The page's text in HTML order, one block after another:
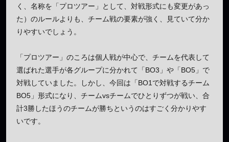
く、名称を「プロツアー」として、対戦形式にも変更があっ
た）のルールよりも、チーム戦の要素が強く、見ていて分か
りやすいでしょう。
「プロツアー」のころは個人戦が中心で、チームを代表して
選ばれた選手が各グループに分かれて「BO3」や「BO5」で
対戦していました。しかし、今回は「BO1で対戦するチーム
BO5」形式になり、チームvsチームでひとりずつが戦い、合
計3勝したほうのチームが勝ちというのはすごく分かりやす
いです。